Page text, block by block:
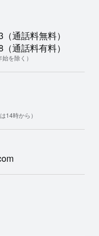
通話料無料）
通話料有料）
を除く）
14時から）